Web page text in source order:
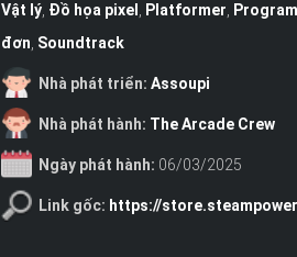
Vật lý, Đồ họa pixel , Platformer,
đơn, Soundtrack
Nhà phát triển: Assoupi
Nhà phát hành: The Arcade Crew
Ngày phát hành: 06/03/2025
Link gốc: https://